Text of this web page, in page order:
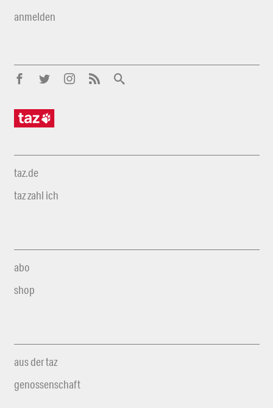
anmelden
taz.de
taz zahl ich
abo
shop
aus der taz
genossenschaft